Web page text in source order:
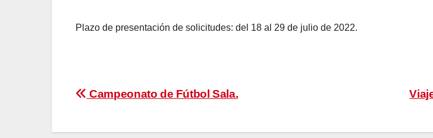
Plazo de presentación de solicitudes: del 18 al 29 de julio de 2022.
Navegación
Campeonato de Fútbol Sala.